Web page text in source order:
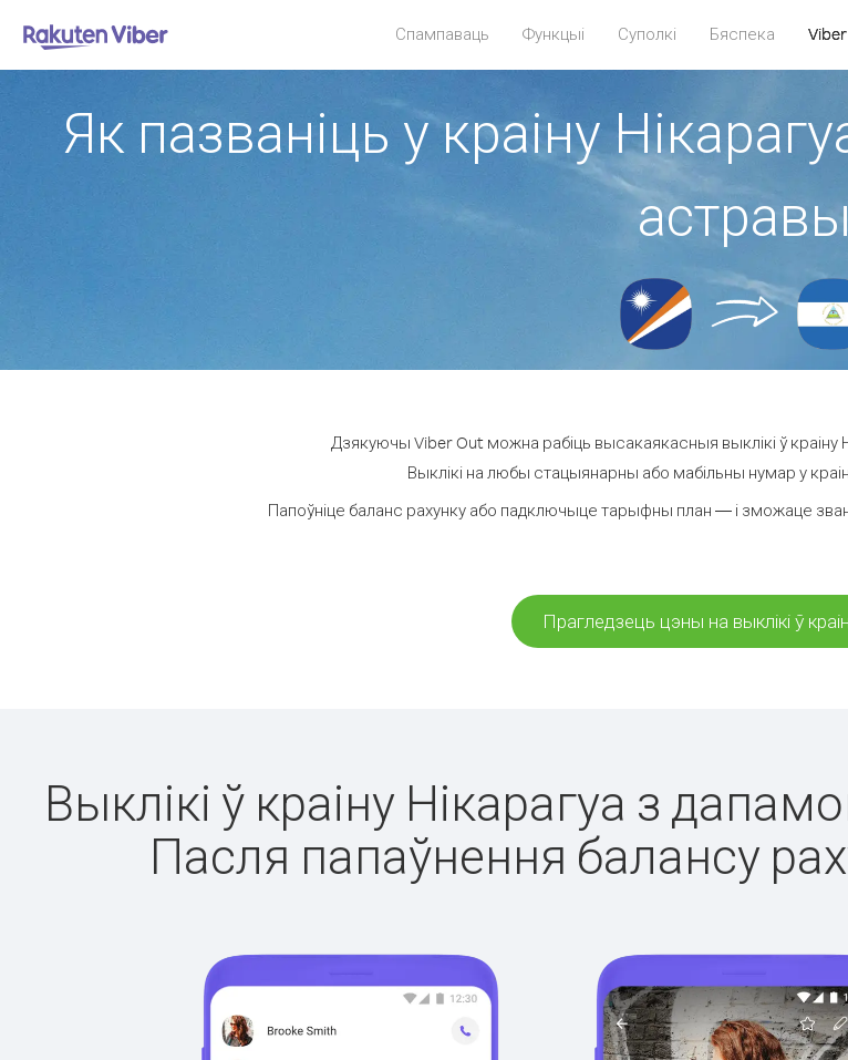
Спампаваць Функцыі Суполкі Бяспека
Як пазваніць у краіну
Дзякуючы Viber Out можна рабіць высакаякасныя выклікі ў краіну
Выклікі на любы стацыянарны або мабільны нумар у
Папоўніце баланс рахунку або падключыце тарыфны план — і зможаце
Прагледзець цэны на выклікі ў
Выклікі ў краіну Нікарагуа з
Пасля папаўнення балансу